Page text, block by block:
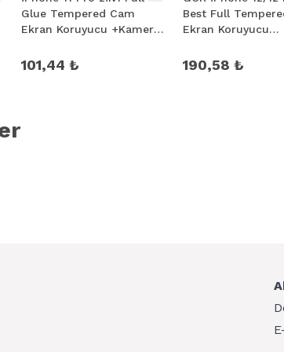
Glue Tempered Cam
Ekran Koruyucu +Kamera
101,44 ₺
Best Full
Ekran Koruyucu
190,58 ₺